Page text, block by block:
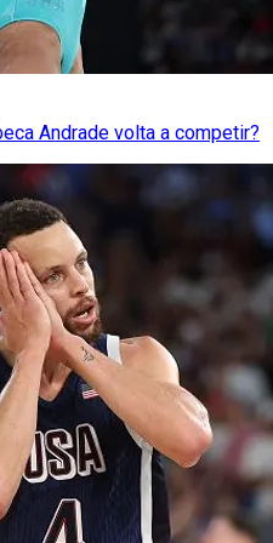
Andrade volta a competir?